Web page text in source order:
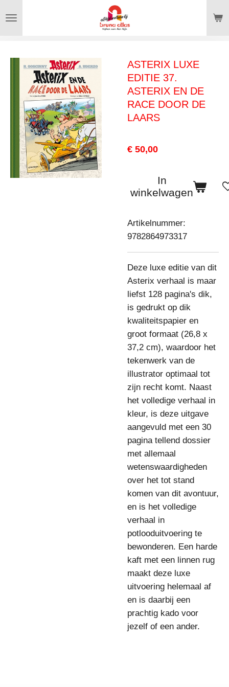
direct
hoofdinhoud
ASTERIX LUXE
EDITIE 37.
ASTERIX EN DE
RACE DOOR DE
LAARS
€ 50,00
In
winkelwagen
Artikelnummer:
9782864973317
Deze luxe editie van dit
Asterix verhaal is maar
liefst 128 pagina's dik,
is gedrukt op dik
kwaliteitspapier en
groot formaat (26,8 x
37,2 cm), waardoor het
tekenwerk van de
illustrator optimaal tot
zijn recht komt. Naast
het volledige verhaal in
kleur, is deze uitgave
aangevuld met een 30
pagina tellend dossier
met allemaal
wetenswaardigheden
over het tot stand
komen van dit avontuur,
en is het volledige
verhaal in
potlooduitvoering te
bewonderen. Een harde
kaft met een linnen rug
maakt deze luxe
uitvoering helemaal af
en is daarbij een
prachtig kado voor
jezelf of een ander.